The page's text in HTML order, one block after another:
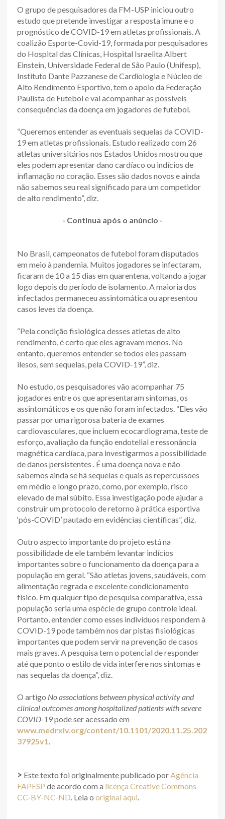
O grupo de pesquisadores da FM-USP iniciou outro
estudo que pretende investigar a resposta imune e o
prognóstico de COVID-19 em atletas profissionais. A
coalizão Esporte-Covid-19, formada por pesquisadores
do Hospital das Clínicas, Hospital Israelita Albert
Einstein, Universidade Federal de São Paulo (Unifesp),
Instituto Dante Pazzanese de Cardiologia e Núcleo de
Alto Rendimento Esportivo, tem o apoio da Federação
Paulista de Futebol e vai acompanhar as possíveis
consequências da doença em jogadores de futebol.
“Queremos entender as eventuais sequelas da COVID-
19 em atletas profissionais. Estudo realizado com 26
atletas universitários nos Estados Unidos mostrou que
eles podem apresentar dano cardíaco ou indícios de
inflamação no coração. Esses são dados novos e ainda
não sabemos seu real significado para um competidor
de alto rendimento”, diz.
- Continua após o anúncio -
No Brasil, campeonatos de futebol foram disputados
em meio à pandemia. Muitos jogadores se infectaram,
ficaram de 10 a 15 dias em quarentena, voltando a jogar
logo depois do período de isolamento. A maioria dos
infectados permaneceu assintomática ou apresentou
casos leves da doença.
“Pela condição fisiológica desses atletas de alto
rendimento, é certo que eles agravam menos. No
entanto, queremos entender se todos eles passam
ilesos, sem sequelas, pela COVID-19”, diz.
No estudo, os pesquisadores vão acompanhar 75
jogadores entre os que apresentaram sintomas, os
assintomáticos e os que não foram infectados. “Eles vão
passar por uma rigorosa bateria de exames
cardiovasculares, que incluem ecocardiograma, teste de
esforço, avaliação da função endotelial e ressonância
magnética cardíaca, para investigarmos a possibilidade
de danos persistentes . É uma doença nova e não
sabemos ainda se há sequelas e quais as repercussões
em médio e longo prazo, como, por exemplo, risco
elevado de mal súbito. Essa investigação pode ajudar a
construir um protocolo de retorno à prática esportiva
‘pós-COVID’ pautado em evidências científicas”, diz.
Outro aspecto importante do projeto está na
possibilidade de ele também levantar indícios
importantes sobre o funcionamento da doença para a
população em geral. “São atletas jovens, saudáveis, com
alimentação regrada e excelente condicionamento
físico. Em qualquer tipo de pesquisa comparativa, essa
população seria uma espécie de grupo controle ideal.
Portanto, entender como esses indivíduos respondem à
COVID-19 pode também nos dar pistas fisiológicas
importantes que podem servir na prevenção de casos
mais graves. A pesquisa tem o potencial de responder
até que ponto o estilo de vida interfere nos sintomas e
nas sequelas da doença”, diz.
O artigo No associations between physical activity and
clinical outcomes among hospitalized patients with severe
COVID-19pode ser acessado em
www.medrxiv.org/content/10.1101/2020.11.25.202
37925v1
> Este texto foi originalmente publicado por Agência
FAPESP de acordo com a licença Creative Commons
CC-BY-NC-ND . Leia o original aqui